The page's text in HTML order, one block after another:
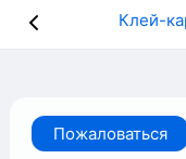
Клей-
Пожаловаться